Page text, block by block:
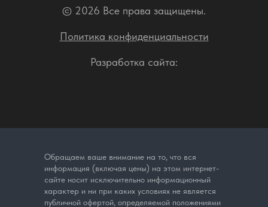
© 2026 Все права защищены.
Разработка сайта:
Политика конфиденциальности
Обращаем ваше внимание на то, что вся
информация (включая цены) на этом интернет-
сайте носит исключительно информационный
характер и ни при каких условиях не является
публичной офертой, определяемой положениями